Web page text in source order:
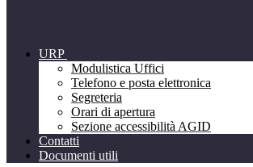
URP
Modulistica Uffici
Telefono e posta elettronica
Segreteria
Orari di apertura
Sezione accessibilità AGID
Contatti
Documenti utili